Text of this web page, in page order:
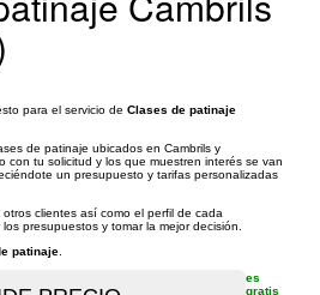
para el servicio de Clases de patinaje
de patinaje ubicados en Cambrils y
con tu solicitud y los que muestren interés se van
un presupuesto y tarifas personalizadas
clientes así como el perfil de cada
presupuestos y tomar la mejor decisión.
patinaje
es
gratis